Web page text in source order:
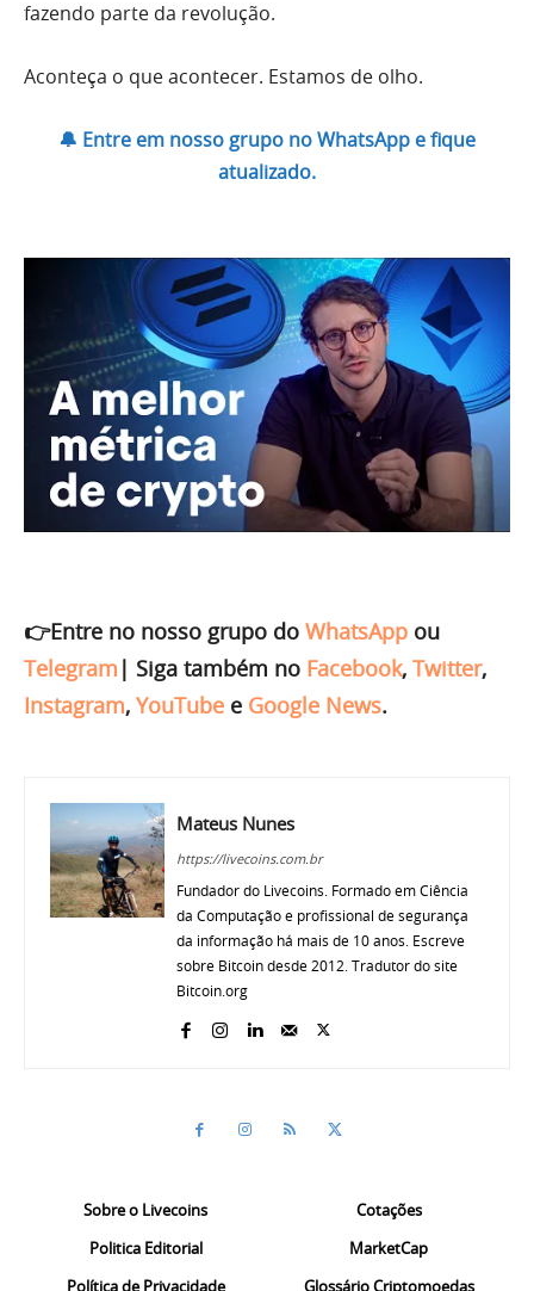
fazendo parte da revolução.
Aconteça o que acontecer. Estamos de olho.
🔔 Entre em nosso grupo no WhatsApp e fique
atualizado.
👉Entre no nosso grupo do WhatsApp ou
Telegram | Siga também no Facebook, Twitter,
Instagram, YouTube e Google News.
Mateus Nunes
https://livecoins.com.br
Fundador do Livecoins. Formado em Ciência
da Computação e profissional de segurança
da informação há mais de 10 anos. Escreve
sobre Bitcoin desde 2012. Tradutor do site
Bitcoin.org
Sobre o Livecoins
Politica Editorial
Política de Privacidade
Cotações
MarketCap
Glossário Criptomoedas